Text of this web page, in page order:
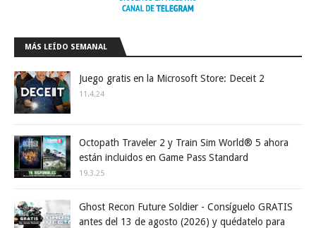
MÁS LEÍDO SEMANAL
Juego gratis en la Microsoft Store: Deceit 2
11.4.24
Octopath Traveler 2 y Train Sim World® 5 ahora
están incluidos en Game Pass Standard
19.3.25
Ghost Recon Future Soldier - Consíguelo GRATIS
antes del 13 de agosto (2026) y quédatelo para